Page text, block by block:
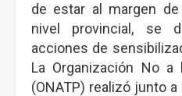
de estar al margen
nivel provincial, se
acciones de
La Organización No a
(ONATP) realizó junto a